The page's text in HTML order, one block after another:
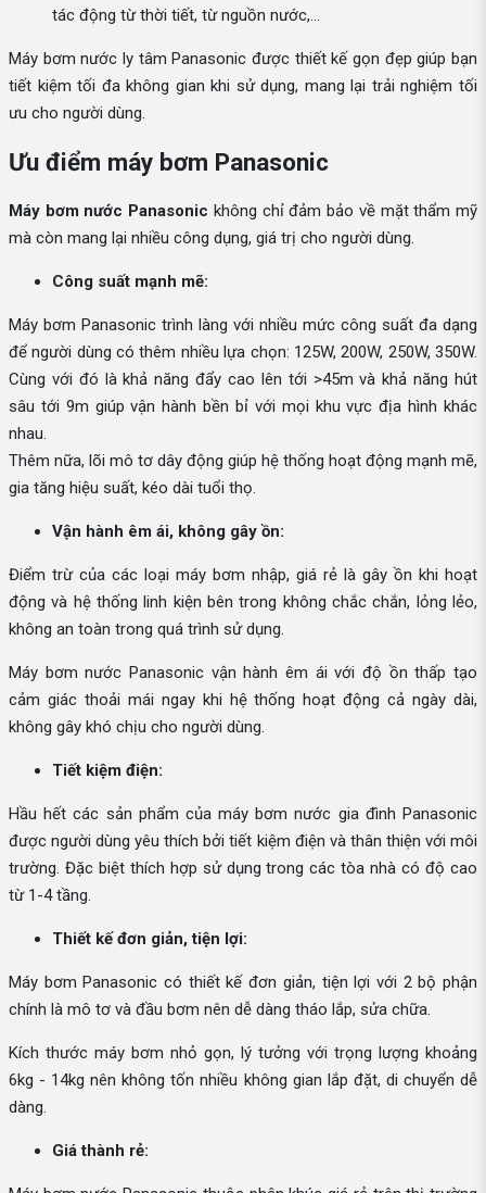
tác động từ thời tiết, từ nguồn nước,...
Máy bơm nước ly tâm Panasonic được thiết kế gọn đẹp giúp bạn
tiết kiệm tối đa không gian khi sử dụng, mang lại trải nghiệm tối
ưu cho người dùng.
Ưu điểm máy bơm Panasonic
Máy bơm nước Panasonic không chỉ đảm bảo về mặt thẩm mỹ
mà còn mang lại nhiều công dụng, giá trị cho người dùng.
Công suất mạnh mẽ:
Máy bơm Panasonic trình làng với nhiều mức công suất đa dạng
để người dùng có thêm nhiều lựa chọn: 125W, 200W, 250W, 350W.
Cùng với đó là khả năng đẩy cao lên tới >45m và khả năng hút
sâu tới 9m giúp vận hành bền bỉ với mọi khu vực địa hình khác
nhau.
Thêm nữa, lõi mô tơ dây động giúp hệ thống hoạt động mạnh mẽ,
gia tăng hiệu suất, kéo dài tuổi thọ.
Vận hành êm ái, không gây ồn:
Điểm trừ của các loại máy bơm nhập, giá rẻ là gây ồn khi hoạt
động và hệ thống linh kiện bên trong không chắc chắn, lỏng lẻo,
không an toàn trong quá trình sử dụng.
Máy bơm nước Panasonic vận hành êm ái với độ ồn thấp tạo
cảm giác thoải mái ngay khi hệ thống hoạt động cả ngày dài,
không gây khó chịu cho người dùng.
Tiết kiệm điện:
Hầu hết các sản phẩm của máy bơm nước gia đình Panasonic
được người dùng yêu thích bởi tiết kiệm điện và thân thiện với môi
trường. Đặc biệt thích hợp sử dụng trong các tòa nhà có độ cao
từ 1-4 tầng.
Thiết kế đơn giản, tiện lợi:
Máy bơm Panasonic có thiết kế đơn giản, tiện lợi với 2 bộ phận
chính là mô tơ và đầu bơm nên dễ dàng tháo lắp, sửa chữa.
Kích thước máy bơm nhỏ gọn, lý tưởng với trọng lượng khoảng
6kg - 14kg nên không tốn nhiều không gian lắp đặt, di chuyển dễ
dàng.
Giá thành rẻ: